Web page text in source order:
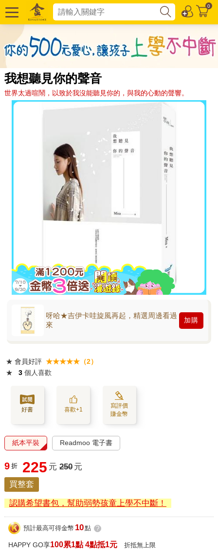
0
我想聽見你的聲音
世界太過喧鬧，以致於我沒能聽見你的，與我的心動的聲響。
呀哈★吉伊卡哇旋風再起，精選周邊看過
來
加購
★ 會員好評 ★★★★★（2）
★
3 個人喜歡
好書 喜歡+1
寫評價
賺金幣
紙本平裝 Readmoo 電子書
9 折 225 元 250 元
買整套
認購希望書包，幫助弱勢孩童上學不中斷！
預計最高可得金幣 10點 ?
HAPPY GO享100累1點 4點抵1元 折抵無上限